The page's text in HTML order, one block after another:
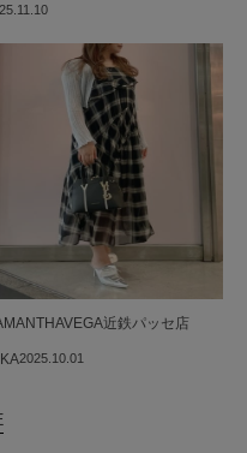
2025.10.01
近鉄パッセ店